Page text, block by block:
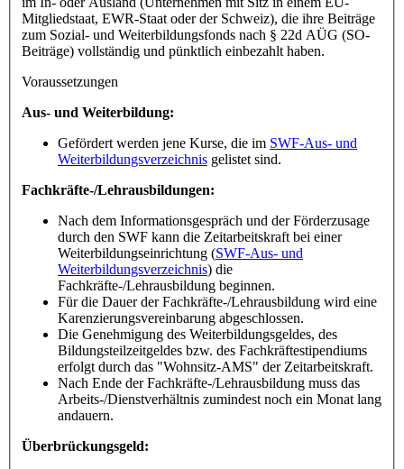
Mitgliedstaat, EWR-Staat oder der Schweiz), die ihre Beiträge
zum Sozial- und Weiterbildungsfonds nach § 22d AÜG (SO-
Beiträge) vollständig und pünktlich einbezahlt haben.
Voraussetzungen
Aus- und Weiterbildung:
Gefördert werden jene Kurse, die im SWF-Aus- und
Weiterbildungsverzeichnis gelistet sind.
Fachkräfte-/Lehrausbildungen:
Nach dem Informationsgespräch und der Förderzusage
durch den SWF kann die Zeitarbeitskraft bei einer
Weiterbildungseinrichtung (SWF-Aus- und
Weiterbildungsverzeichnis) die
Fachkräfte-/Lehrausbildung beginnen.
Für die Dauer der Fachkräfte-/Lehrausbildung wird eine
Karenzierungsvereinbarung abgeschlossen.
Die Genehmigung des Weiterbildungsgeldes, des
Bildungsteilzeitgeldes bzw. des Fachkräftestipendiums
erfolgt durch das "Wohnsitz-AMS" der Zeitarbeitskraft.
Nach Ende der Fachkräfte-/Lehrausbildung muss das
Arbeits-/Dienstverhältnis zumindest noch ein Monat lang
andauern.
Überbrückungsgeld: